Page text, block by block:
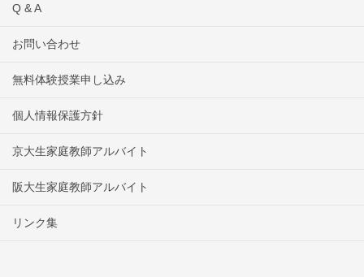
Q & A
お問い合わせ
無料体験授業申し込み
個人情報保護方針
京大生家庭教師アルバイト
阪大生家庭教師アルバイト
リンク集